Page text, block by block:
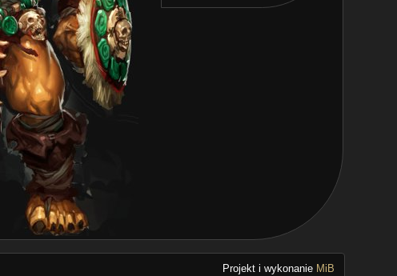
Projekt i wykonanie MiB